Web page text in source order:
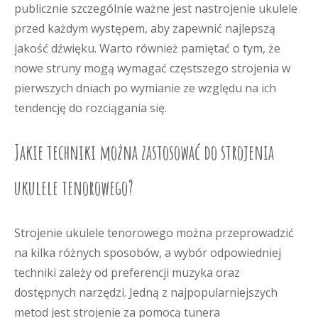
publicznie szczególnie ważne jest nastrojenie ukulele
przed każdym występem, aby zapewnić najlepszą
jakość dźwięku. Warto również pamiętać o tym, że
nowe struny mogą wymagać częstszego strojenia w
pierwszych dniach po wymianie ze względu na ich
tendencję do rozciągania się.
Jakie techniki można zastosować do strojenia
ukulele tenorowego?
Strojenie ukulele tenorowego można przeprowadzić
na kilka różnych sposobów, a wybór odpowiedniej
techniki zależy od preferencji muzyka oraz
dostępnych narzędzi. Jedną z najpopularniejszych
metod jest strojenie za pomocą tunera